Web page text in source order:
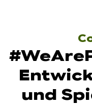
und